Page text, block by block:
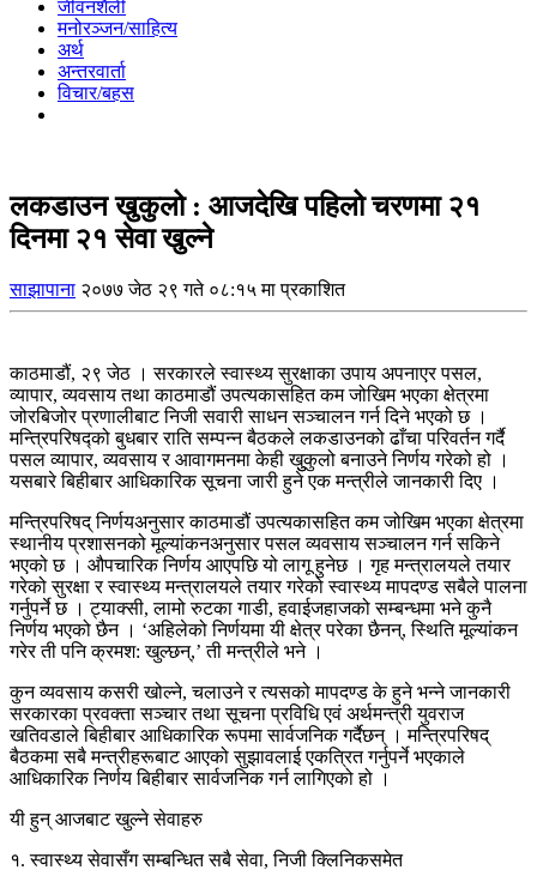
जीवनशैली
मनोरञ्जन/साहित्य
अर्थ
अन्तरवार्ता
विचार/बहस
लकडाउन खुकुलो : आजदेखि पहिलो चरणमा २१
दिनमा २१ सेवा खुल्ने
साझापाना २०७७ जेठ २९ गते ०८:१५ मा प्रकाशित
काठमाडौं, २९ जेठ । सरकारले स्वास्थ्य सुरक्षाका उपाय अपनाएर पसल,
व्यापार, व्यवसाय तथा काठमाडौं उपत्यकासहित कम जोखिम भएका क्षेत्रमा
जोरबिजोर प्रणालीबाट निजी सवारी साधन सञ्चालन गर्न दिने भएको छ ।
मन्त्रिपरिषद्को बुधबार राति सम्पन्न बैठकले लकडाउनको ढाँचा परिवर्तन गर्दै
पसल व्यापार, व्यवसाय र आवागमनमा केही खुुकुलो बनाउने निर्णय गरेको हो ।
यसबारे बिहीबार आधिकारिक सूचना जारी हुने एक मन्त्रीले जानकारी दिए ।
मन्त्रिपरिषद् निर्णयअनुसार काठमाडौं उपत्यकासहित कम जोखिम भएका क्षेत्रमा
स्थानीय प्रशासनको मूल्यांकनअनुसार पसल व्यवसाय सञ्चालन गर्न सकिने
भएको छ । औपचारिक निर्णय आएपछि यो लागू हुनेछ । गृह मन्त्रालयले तयार
गरेको सुरक्षा र स्वास्थ्य मन्त्रालयले तयार गरेको स्वास्थ्य मापदण्ड सबैले पालना
गर्नुपर्ने छ । ट्याक्सी, लामो रुटका गाडी, हवाईजहाजको सम्बन्धमा भने कुनै
निर्णय भएको छैन । ‘अहिलेको निर्णयमा यी क्षेत्र परेका छैनन्, स्थिति मूल्यांकन
गरेर ती पनि क्रमश: खुल्छन्,’ ती मन्त्रीले भने ।
कुन व्यवसाय कसरी खोल्ने, चलाउने र त्यसको मापदण्ड के हुने भन्ने जानकारी
सरकारका प्रवक्ता सञ्चार तथा सूचना प्रविधि एवं अर्थमन्त्री युवराज
खतिवडाले बिहीबार आधिकारिक रूपमा सार्वजनिक गर्दैछन् । मन्त्रिपरिषद्
बैठकमा सबै मन्त्रीहरूबाट आएको सुझावलाई एकत्रित गर्नुपर्ने भएकाले
आधिकारिक निर्णय बिहीबार सार्वजनिक गर्न लागिएको हो ।
यी हुन् आजबाट खुल्ने सेवाहरु
१. स्वास्थ्य सेवासँग सम्बन्धित सबै सेवा, निजी क्लिनिकसमेत